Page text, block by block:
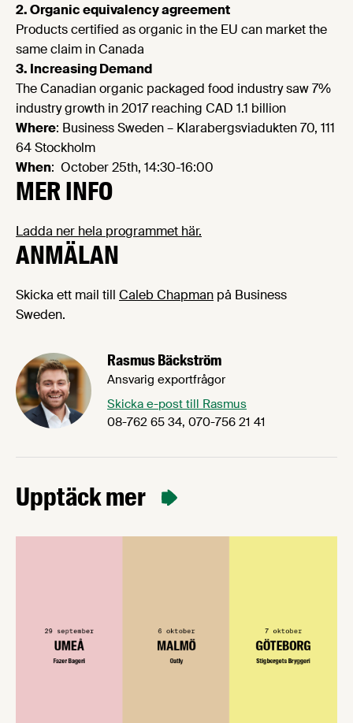
2. Organic equivalency agreement
Products certified as organic in the EU can market the
same claim in Canada
3. Increasing Demand
The Canadian organic packaged food industry saw 7%
industry growth in 2017 reaching CAD 1.1 billion
Where: Business Sweden – Klarabergsviadukten 70, 111
64 Stockholm
When: October 25th, 14:30-16:00
MER INFO
Ladda ner hela programmet här.
ANMÄLAN
Skicka ett mail till Caleb Chapman på Business
Sweden.
Rasmus Bäckström
Ansvarig exportfrågor
Skicka e-post till Rasmus
08-762 65 34, 070-756 21 41
Upptäck mer